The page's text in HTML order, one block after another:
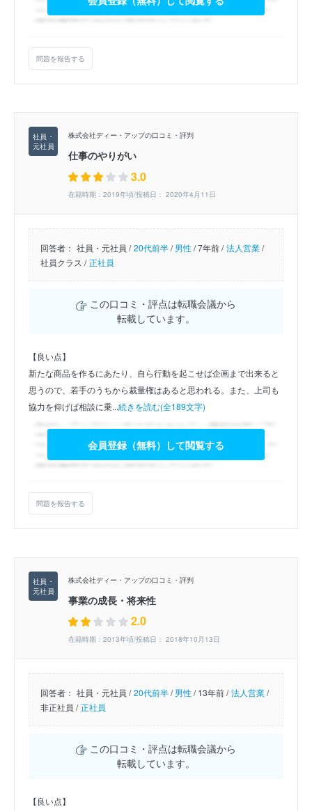
問題を報告する
株式会社ディー・アップの口コミ・評判
仕事のやりがい
3.0
在籍時期：2019年頃/投稿日： 2020年4月11日
回答者： 社員・元社員 / 20代前半/男性/7年前 / 法人営業/
社員クラス / 正社員
この口コミ・評点は転職会議から
転載しています。
【良い点】
新たな商品を作るにあたり、自ら行動を起こせば企画まで出来ると
思うので、若手のうちから裁量権はあると思われる。また、上司も
協力を仰げば相談に乗...続きを読む(全189文字)
会員登録（無料）して閲覧する
問題を報告する
株式会社ディー・アップの口コミ・評判
事業の成長・将来性
2.0
在籍時期：2013年頃/投稿日： 2018年10月13日
回答者： 社員・元社員 / 20代前半/男性/13年前 / 法人営業/
非正社員 / 正社員
この口コミ・評点は転職会議から
転載しています。
【良い点】